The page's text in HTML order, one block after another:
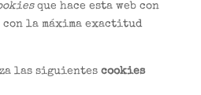
que hace esta web con
la máxima exactitud
las siguientes cookies